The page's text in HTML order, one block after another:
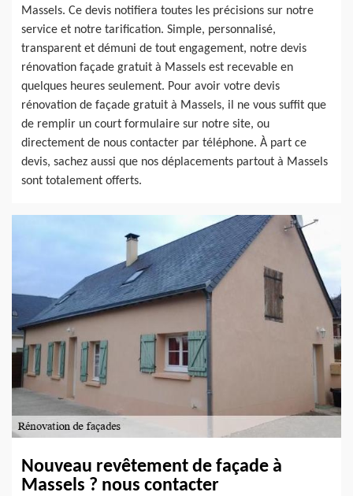
Massels. Ce devis notifiera toutes les précisions sur notre
service et notre tarification. Simple, personnalisé,
transparent et démuni de tout engagement, notre devis
rénovation façade gratuit à Massels est recevable en
quelques heures seulement. Pour avoir votre devis
rénovation de façade gratuit à Massels, il ne vous suffit que
de remplir un court formulaire sur notre site, ou
directement de nous contacter par téléphone. À part ce
devis, sachez aussi que nos déplacements partout à Massels
sont totalement offerts.
Nouveau revêtement de façade à
Massels ? nous contacter